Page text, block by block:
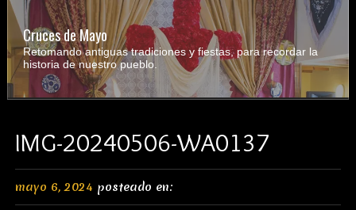
Cruces de Mayo
Retomando antiguas tradiciones y fiestas, para recordar la
historia de nuestro pueblo.
IMG-20240506-WA0137
mayo 6, 2024 posteado en: